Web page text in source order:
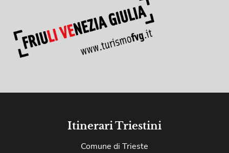
Itinerari Triestini
Comune di Trieste